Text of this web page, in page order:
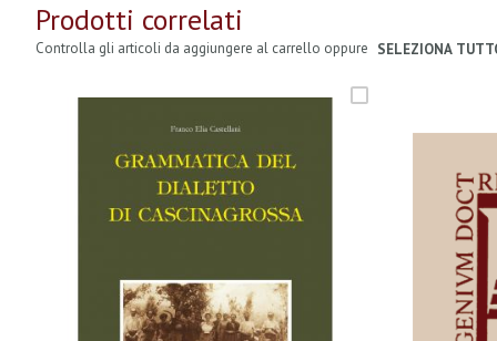
Prodotti correlati
Controlla gli articoli da aggiungere al carrello oppure SELEZIONA